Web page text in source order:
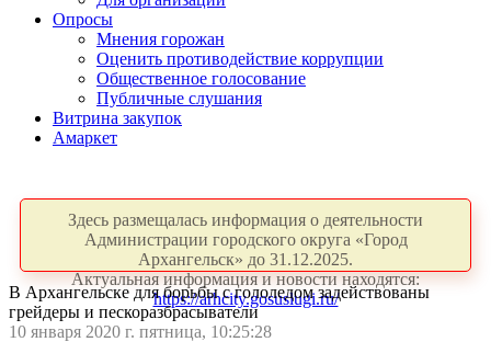
Опросы
Мнения горожан
Оценить противодействие коррупции
Общественное голосование
Публичные слушания
Витрина закупок
Амаркет
Здесь размещалась информация о деятельности
Администрации городского округа «Город
Архангельск» до 31.12.2025.
Актуальная информация и новости находятся:
https://arhcity.gosuslugi.ru/
В Архангельске для борьбы с гололедом задействованы
грейдеры и пескоразбрасыватели
10 января 2020 г. пятница, 10:25:28